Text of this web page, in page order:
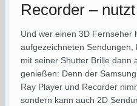
Recorder –
Und wer einen 3D Fernseher
aufgezeichneten Sendungen,
mit seiner Shutter Brille dann
genießen: Denn der
Ray Player und Recorder
sondern kann auch 2D